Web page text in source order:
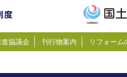
協議会 刊行物案内 リフォーム